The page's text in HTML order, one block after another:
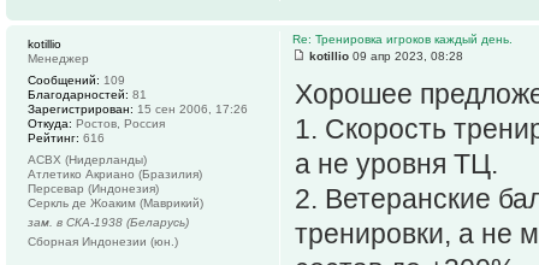
Re: Тренировка игроков каждый день.
kotillio 09 апр 2023, 08:28
Хорошее
1. Скорость
а не уровня ТЦ.
2. Ветеранские
тренировки, а не
kotillio
Менеджер
Сообщений: 109
Благодарностей: 81
Зарегистрирован: 15 сен 2006, 17:26
Откуда: Ростов, Россия
Рейтинг: 616
АСВХ (Нидерланды)
Атлетико Акриано (Бразилия)
Персевар (Индонезия)
Серкль де Жоаким (Маврикий)
зам. в СКА-1938 (Беларусь)
Сборная Индонезии (юн.)